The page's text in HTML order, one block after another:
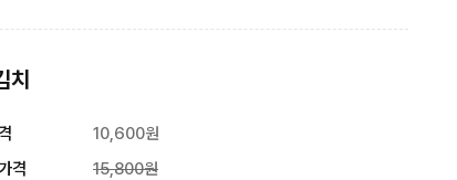
치
10,600원
격
15,800원